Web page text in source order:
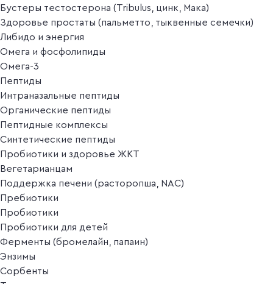
Бустеры тестостерона (Tribulus, цинк, Мака)
Здоровье простаты (пальметто, тыквенные семечки)
Либидо и энергия
Омега и фосфолипиды
Омега-3
Пептиды
Интраназальные пептиды
Органические пептиды
Пептидные комплексы
Синтетические пептиды
Пробиотики и здоровье ЖКТ
Вегетарианцам
Поддержка печени (расторопша, NAC)
Пребиотики
Пробиотики
Пробиотики для детей
Ферменты (бромелайн, папаин)
Энзимы
Сорбенты